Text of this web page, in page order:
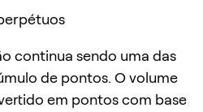
continua sendo uma das
de pontos. O volume
em pontos com base